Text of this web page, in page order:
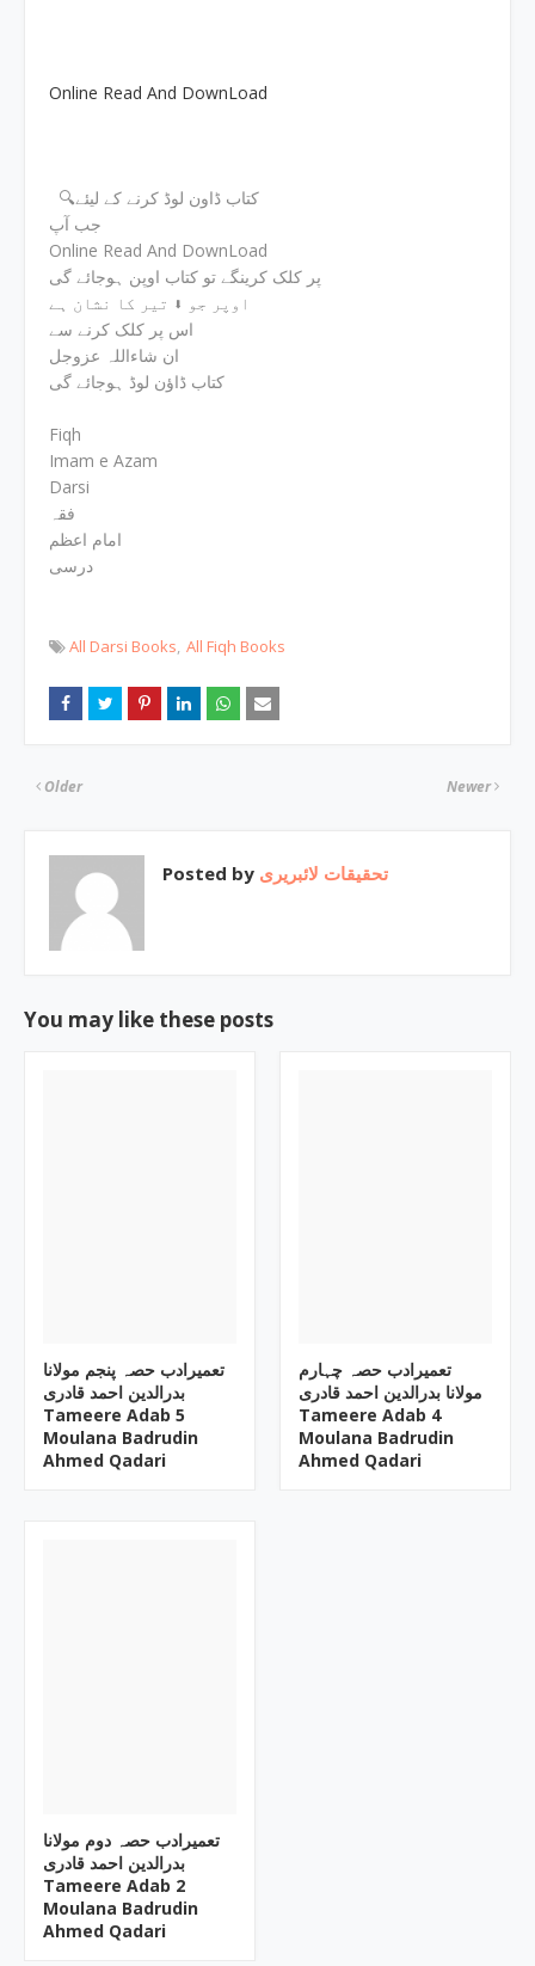
Online Read And DownLoad
🔍کتاب ڈاون لوڈ کرنے کے لیئے
جب آپ
Online Read And DownLoad
پر کلک کرینگے تو کتاب اوپن ہوجائے گی
اوپر جو ⬇ تیر کا نشان ہے
اس پر کلک کرنے سے
ان شاءاللہ عزوجل
کتاب ڈاؤن لوڈ ہوجائے گی
Fiqh
Imam e Azam
Darsi
فقہ
امام اعظم
درسی
All Darsi Books All Fiqh Books
Newer
Older
Posted by تحقیقات لائبریری
You may like these posts
تعمیرادب حصہ پنجم مولانا
بدرالدین احمد قادری
Tameere Adab 5
Moulana Badrudin
Ahmed Qadari
تعمیرادب حصہ چہارم
مولانا بدرالدین احمد قادری
Tameere Adab 4
Moulana Badrudin
Ahmed Qadari
تعمیرادب حصہ دوم مولانا
بدرالدین احمد قادری
Tameere Adab 2
Moulana Badrudin
Ahmed Qadari